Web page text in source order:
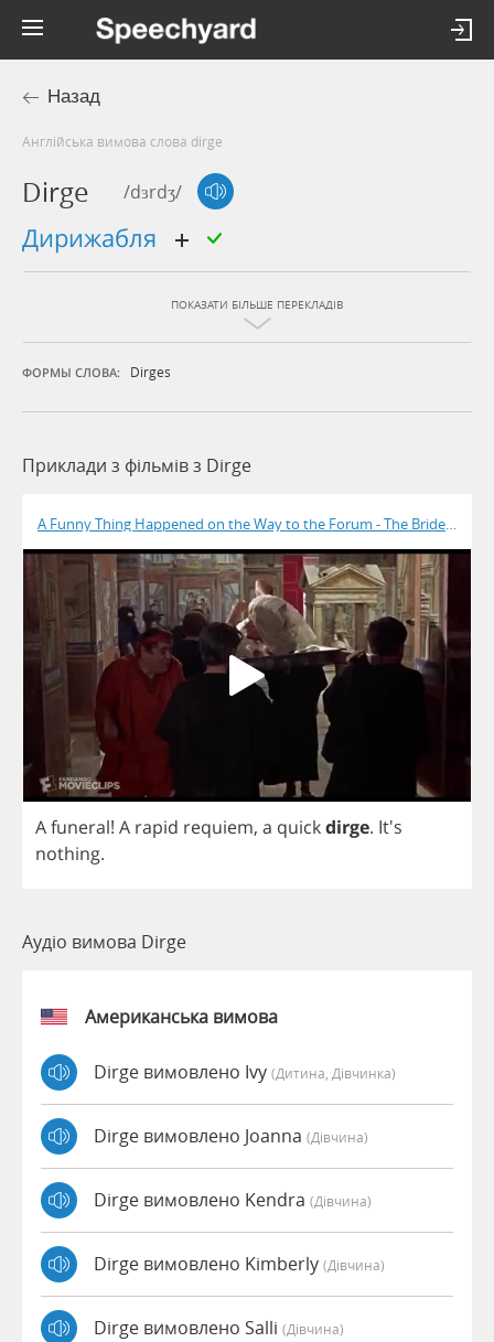
Назад
Англійська вимова слова dirge
Dirge /dɜrdʒ/
дирижабля
ПОКАЗАТИ БІЛЬШЕ ПЕРЕКЛАДІВ
ФОРМЫ СЛОВА: Dirges
Приклади з фільмів з Dirge
A Funny Thing Happened on the Way to the Forum - The Bride Is
Afuneral! A rapid requiem, a quickdirge. It's
nothing.
Аудіо вимова Dirge
Американська вимова
Dirge вимовлено Ivy (дитина, Дівчинка)
Dirge вимовлено Joanna (дівчина)
Dirge вимовлено Kendra (дівчина)
Dirge вимовлено Kimberly (дівчина)
Dirge вимовлено Salli (дівчина)